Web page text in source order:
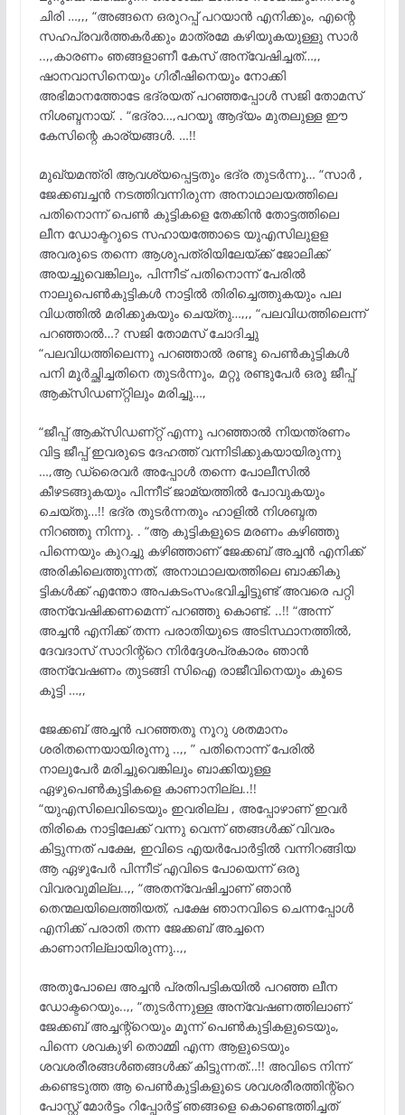
ചിരി …,,, “അങ്ങനെ ഒരുറപ്പ് പറയാൻ എനിക്കും, എന്റെ
സഹപ്രവർത്തകർക്കും മാത്രമേ കഴിയുകയുള്ളു സാർ
..,,കാരണം ഞങ്ങളാണീ കേസ് അന്വേഷിച്ചത്…,,
ഷാനവാസിനെയും ഗിരീഷിനെയും നോക്കി
അഭിമാനത്തോടേ ഭദ്രയത് പറഞ്ഞപ്പോൾ സജി തോമസ്
നിശബ്ദനായ്. . “ഭദ്രാ…,പറയൂ ആദ്യം മുതലുള്ള ഈ
കേസിന്റെ കാര്യങ്ങൾ. …!!
മുഖ്യമന്ത്രി ആവശ്യപ്പെട്ടതും ഭദ്ര തുടർന്നു… “സാർ ,
ജേക്കബച്ചൻ നടത്തിവന്നിരുന്ന അനാഥാലയത്തിലെ
പതിനൊന്ന് പെൺ കുട്ടികളെ തേക്കിൻ തോട്ടത്തിലെ
ലീന ഡോക്ടറുടെ സഹായത്തോടെ യുഎസിലുളള
അവരുടെ തന്നെ ആശുപത്രിയിലേയ്ക്ക് ജോലിക്ക്
അയച്ചുവെങ്കിലും, പിന്നീട് പതിനൊന്ന് പേരിൽ
നാലുപെൺകുട്ടികൾ നാട്ടിൽ തിരിച്ചെത്തുകയും പല
വിധത്തിൽ മരിക്കുകയും ചെയ്തു…,,, “പലവിധത്തിലെന്ന്
പറഞ്ഞാൽ…? സജി തോമസ് ചോദിച്ചു
“പലവിധത്തിലെന്നു പറഞ്ഞാൽ രണ്ടു പെൺകുട്ടികൾ
പനി മൂർച്ഛിച്ചതിനെ തുടർന്നും, മറ്റു രണ്ടുപേർ ഒരു ജീപ്പ്
ആക്സിഡണ്റ്റിലും മരിച്ചു…,
“ജീപ്പ് ആക്സിഡണ്റ്റ് എന്നു പറഞ്ഞാൽ നിയന്ത്രണം
വിട്ട ജീപ്പ് ഇവരുടെ ദേഹത്ത് വന്നിടിക്കുകയായിരുന്നു
…,ആ ഡ്രൈവർ അപ്പോൾ തന്നെ പോലീസിൽ
കീഴടങ്ങുകയും പിന്നീട് ജാമ്യത്തിൽ പോവുകയും
ചെയ്തു…!! ഭദ്ര തുടർന്നതും ഹാളിൽ നിശബ്ദത
നിറഞ്ഞു നിന്നു. . “ആ കുട്ടികളുടെ മരണം കഴിഞ്ഞു
പിന്നെയും കുറച്ചു കഴിഞ്ഞാണ് ജേക്കബ് അച്ചൻ എനിക്ക്
അരികിലെത്തുന്നത്, അനാഥാലയത്തിലെ ബാക്കികു
ട്ടികൾക്ക് എന്തോ അപകടംസംഭവിച്ചിട്ടുണ്ട് അവരെ പറ്റി
അന്വേഷിക്കണമെന്ന് പറഞ്ഞു കൊണ്ട്. ..!! “അന്ന്
അച്ചൻ എനിക്ക് തന്ന പരാതിയുടെ അടിസ്ഥാനത്തിൽ,
ദേവദാസ് സാറിന്റ്റെ നിർദ്ദേശപ്രകാരം ഞാൻ
അന്വേഷണം തുടങ്ങി സിഐ രാജീവിനെയും കൂടെ
കൂട്ടി …,,
ജേക്കബ് അച്ചൻ പറഞ്ഞതു നൂറു ശതമാനം
ശരിതന്നെയായിരുന്നു ..,, ” പതിനൊന്ന് പേരിൽ
നാലുപേർ മരിച്ചുവെങ്കിലും ബാക്കിയുള്ള
ഏഴുപെൺകുട്ടികളെ കാണാനില്ല..!!
“യുഎസിലെവിടെയും ഇവരില്ല , അപ്പോഴാണ് ഇവർ
തിരികെ നാട്ടിലേക്ക് വന്നു വെന്ന് ഞങ്ങൾക്ക് വിവരം
കിട്ടുന്നത് പക്ഷേ, ഇവിടെ എയർപോർട്ടിൽ വന്നിറങ്ങിയ
ആ ഏഴുപേർ പിന്നീട് എവിടെ പോയെന്ന് ഒരു
വിവരവുമില്ല..,, “അതന്വേഷിച്ചാണ് ഞാൻ
തെന്മലയിലെത്തിയത്, പക്ഷേ ഞാനവിടെ ചെന്നപ്പോൾ
എനിക്ക് പരാതി തന്ന ജേക്കബ് അച്ചനെ
കാണാനില്ലായിരുന്നു..,,
അതുപോലെ അച്ചൻ പ്രതിപട്ടികയിൽ പറഞ്ഞ ലീന
ഡോക്ടറെയും..,, “തുടർന്നുള്ള അന്വേഷണത്തിലാണ്
ജേക്കബ് അച്ചന്റ്റെയും മൂന്ന് പെൺകുട്ടികളുടെയും,
പിന്നെ ശവകുഴി തൊമ്മി എന്ന ആളുടെയും
ശവശരീരങ്ങൾഞങ്ങൾക്ക് കിട്ടുന്നത്…!! അവിടെ നിന്ന്
കണ്ടെടുത്ത ആ പെൺകുട്ടികളുടെ ശവശരീരത്തിന്റ്റെ
പോസ്റ്റ് മോർട്ടം റിപ്പോർട്ട് ഞങ്ങളെ കൊണ്ടെത്തിച്ചത്